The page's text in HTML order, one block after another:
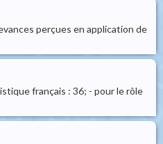
perçues en application de
français : 36; - pour le rôle